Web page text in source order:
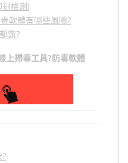
檢測!
軟體有哪些風險?
露?
上掃毒工具?防毒軟體